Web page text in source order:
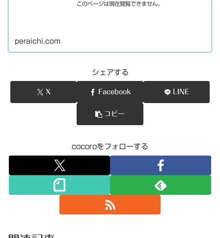
このページは現在閲覧できません。
peraichi.com
シェアする
X Facebook LINE
コピー
cocoroをフォローする